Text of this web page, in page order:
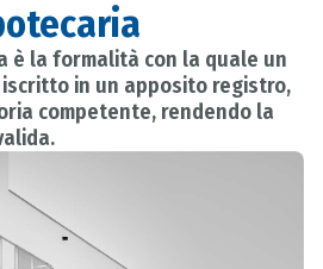
è la formalità con la quale un
iscritto in un apposito registro,
competente, rendendo la